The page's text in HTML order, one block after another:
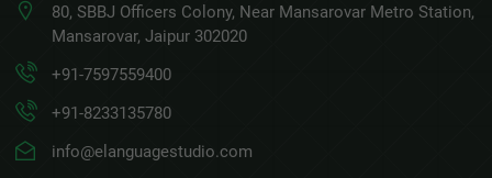
80, SBBJ Officers Colony, Near Mansarovar Metro Station,
Mansarovar, Jaipur 302020
+91-7597559400
+91-8233135780
info@elanguagestudio.com